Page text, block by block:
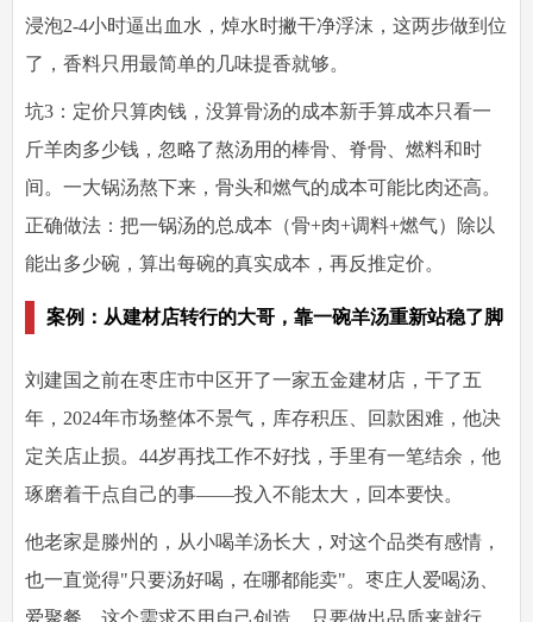
浸泡2-4小时逼出血水，焯水时撇干净浮沫，这两步做到位
了，香料只用最简单的几味提香就够。
坑3：定价只算肉钱，没算骨汤的成本新手算成本只看一
斤羊肉多少钱，忽略了熬汤用的棒骨、脊骨、燃料和时
间。一大锅汤熬下来，骨头和燃气的成本可能比肉还高。
正确做法 ：把一锅汤的总成本（骨+肉+调料+燃气）除以
能出多少碗，算出每碗的真实成本，再反推定价。
案例：从建材店转行的大哥，靠一碗羊汤重新站稳了脚
刘建国之前在枣庄市中区开了一家五金建材店，干了五
年，2024年市场整体不景气，库存积压、回款困难，他决
定关店止损。44岁再找工作不好找，手里有一笔结余，他
琢磨着干点自己的事——投入不能太大，回本要快。
他老家是滕州的，从小喝羊汤长大，对这个品类有感情，
也一直觉得"只要汤好喝，在哪都能卖"。枣庄人爱喝汤、